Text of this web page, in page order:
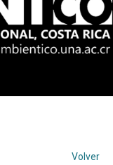
Volver